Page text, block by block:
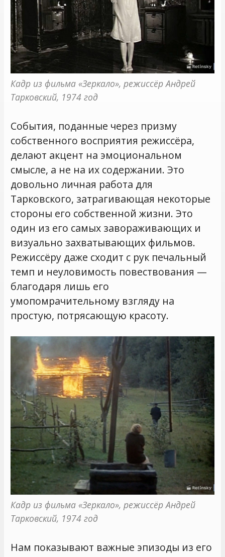
Кадр из фильма «Зеркало», режиссёр Андрей
Тарковский, 1974 год
События, поданные через призму
собственного восприятия режиссёра,
делают акцент на эмоциональном
смысле, а не на их содержании. Это
довольно личная работа для
Тарковского, затрагивающая некоторые
стороны его собственной жизни. Это
один из его самых завораживающих и
визуально захватывающих фильмов.
Режиссёру даже сходит с рук печальный
темп и неуловимость повествования —
благодаря лишь его
умопомрачительному взгляду на
простую, потрясающую красоту.
Кадр из фильма «Зеркало», режиссёр Андрей
Тарковский, 1974 год
Нам показывают важные эпизоды из его